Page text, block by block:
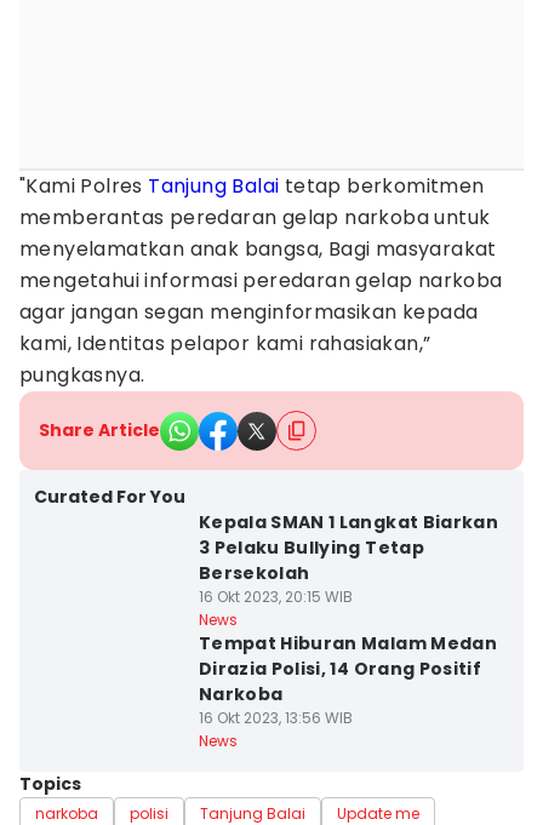
"Kami Polres Tanjung Balai tetap berkomitmen
memberantas peredaran gelap narkoba untuk
menyelamatkan anak bangsa, Bagi masyarakat
mengetahui informasi peredaran gelap narkoba
agar jangan segan menginformasikan kepada
kami, Identitas pelapor kami rahasiakan,”
pungkasnya.
Share Article
Curated For You
Kepala SMAN 1 Langkat Biarkan
3 Pelaku Bullying Tetap
Bersekolah
16 Okt 2023, 20:15 WIB
News
Tempat Hiburan Malam Medan
Dirazia Polisi, 14 Orang Positif
Narkoba
16 Okt 2023, 13:56 WIB
News
Topics
narkoba polisi Tanjung Balai Update me